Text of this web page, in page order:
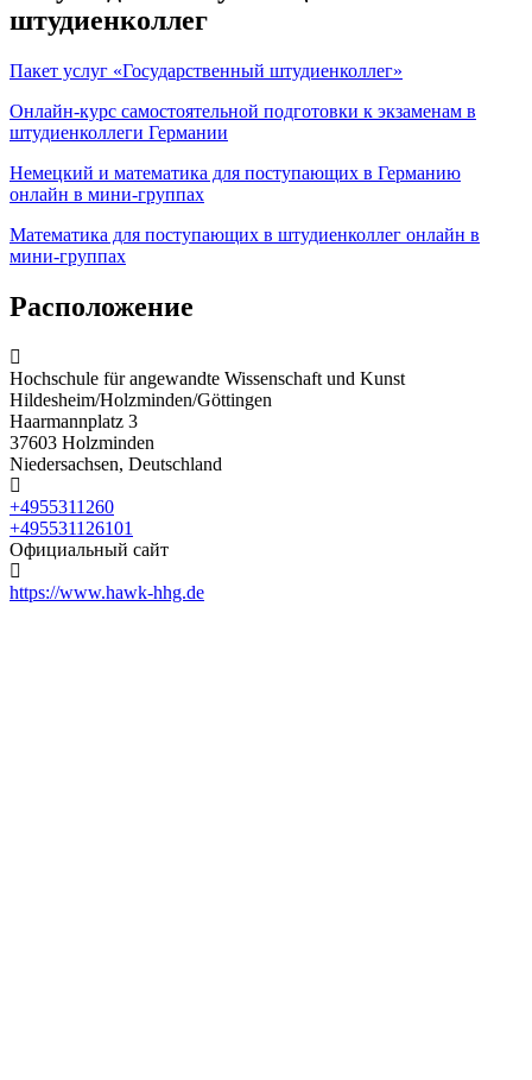
штудиенколлег
Пакет услуг «Государственный штудиенколлег»
Онлайн-курс самостоятельной подготовки к экзаменам в
штудиенколлеги Германии
Немецкий и математика для поступающих в Германию
онлайн в мини-группах
Математика для поступающих в штудиенколлег онлайн в
мини-группах
Расположение
Hochschule für angewandte Wissenschaft und Kunst
Hildesheim/Holzminden/Göttingen
Haarmannplatz 3
37603 Holzminden
Niedersachsen, Deutschland
+4955311260
+495531126101
Официальный сайт
https://www.hawk-hhg.de